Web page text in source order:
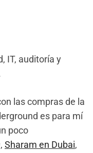
IT, auditoría y
las compras de la
es para mí
poco
Sharam en Dubai,